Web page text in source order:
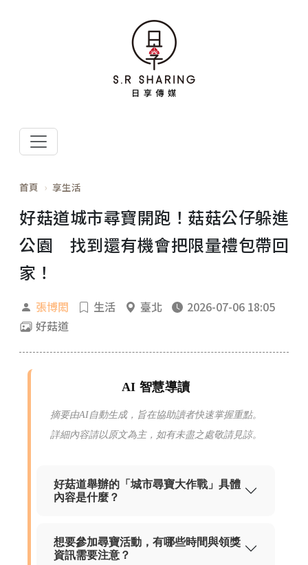
首頁 享生活
好菇道城市尋寶開跑！菇菇公仔躲進
公園 找到還有機會把限量禮包帶回
家！
張博閎 生活 臺北
2026-07-06 18:05
好菇道
AI 智慧導讀
摘要由AI自動生成，旨在協助讀者快速掌握重點。
詳細內容請以原文為主，如有未盡之處敬請見諒。
好菇道舉辦的「城市尋寶大作戰」具體
內容是什麼？
想要參加尋寶活動，有哪些時間與領獎
資訊需要注意？